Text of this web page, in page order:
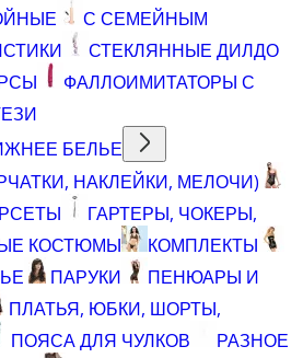
С СЕМЕЙНЫМ
СТЕКЛЯННЫЕ ДИЛДО
ФАЛЛОИМИТАТОРЫ С
БЕЛЬЕ
НАКЛЕЙКИ, МЕЛОЧИ)
ГАРТЕРЫ, ЧОКЕРЫ,
КОСТЮМЫ
КОМПЛЕКТЫ
ПАРУКИ
ПЕНЮАРЫ И
ПЛАТЬЯ, ЮБКИ, ШОРТЫ,
ПОЯСА ДЛЯ ЧУЛКОВ
РАЗНОЕ